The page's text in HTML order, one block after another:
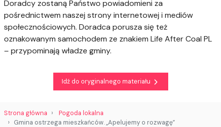
Doradcy zostaną Państwo powiadomieni za
pośrednictwem naszej strony internetowej i mediów
społecznościowych. Doradca porusza się też
oznakowanym samochodem ze znakiem Life After Coal PL
– przypominają władze gminy.
Idź do oryginalnego materiału
Strona główna
Pogoda lokalna
Gmina ostrzega mieszkańców. „Apelujemy o rozwagę”